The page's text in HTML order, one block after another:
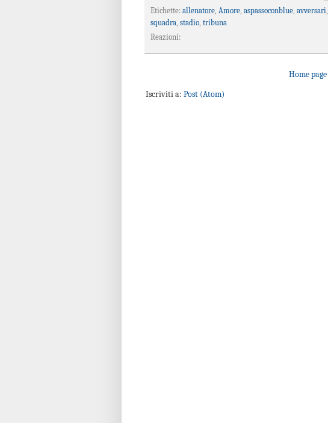
Etichette: allenatore, Amore, aspassoconblue, avversari,
squadra, stadio, tribuna
Reazioni:
Home page
Iscriviti a: Post (Atom)